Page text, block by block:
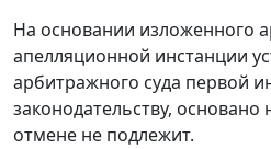
На основании изложенного
апелляционной инстанции
арбитражного суда первой
законодательству, основано
отмене не подлежит.